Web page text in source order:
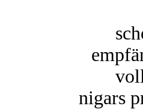
nigars